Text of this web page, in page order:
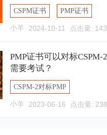
CSPM证书 PMP证书
PMP对标CSPM
小羊 2024-10-11 点击量:
PMP证书可以对标CSPM-
需要考试？
CSPM-2对标PMP
小羊 2023-06-16 点击量: